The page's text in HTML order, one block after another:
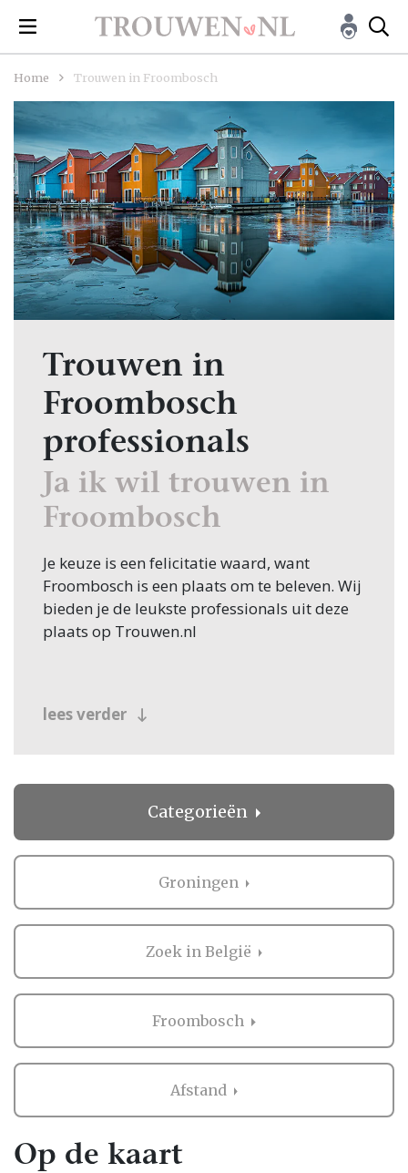
Home Trouwen in Froombosch
Trouwen in
Froombosch
professionals
Ja ik wil trouwen in
Froombosch
Je keuze is een felicitatie waard, want
Froombosch is een plaats om te beleven. Wij
bieden je de leukste professionals uit deze
plaats op Trouwen.nl
lees verder
Categorieën
Groningen
Zoek in België
Froombosch
Afstand
Op de kaart